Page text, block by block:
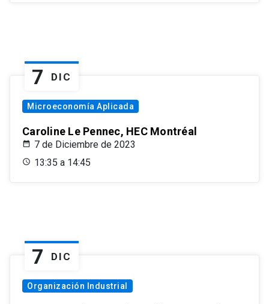
7 DIC
Microeconomía Aplicada
Caroline Le Pennec, HEC Montréal
7 de Diciembre de 2023
13:35 a 14:45
7 DIC
Organización Industrial